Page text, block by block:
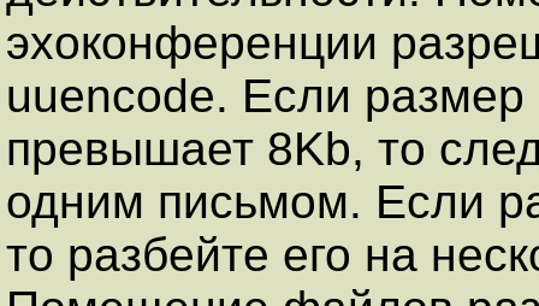
эхоконференции
uuencode. Если
превышает 8Kb, то
одним письмом. Если
то разбейте его на